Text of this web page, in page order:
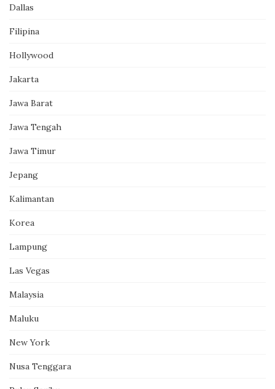
Dallas
Filipina
Hollywood
Jakarta
Jawa Barat
Jawa Tengah
Jawa Timur
Jepang
Kalimantan
Korea
Lampung
Las Vegas
Malaysia
Maluku
New York
Nusa Tenggara